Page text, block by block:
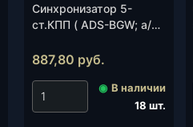
Синхронизатор 5-
ст.КПП ( ADS-BGW; а/м
шт.
887,80 руб.
◉ В наличии
18 шт.